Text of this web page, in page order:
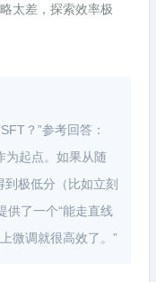
太差，探索效率极
？”参考回答：
为起点。如果从随
极低分（比如立刻
供了一个“能走直线
微调就很高效了。”